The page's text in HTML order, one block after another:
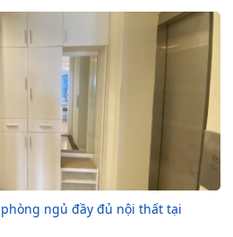
ngủ đầy đủ nội thất tại